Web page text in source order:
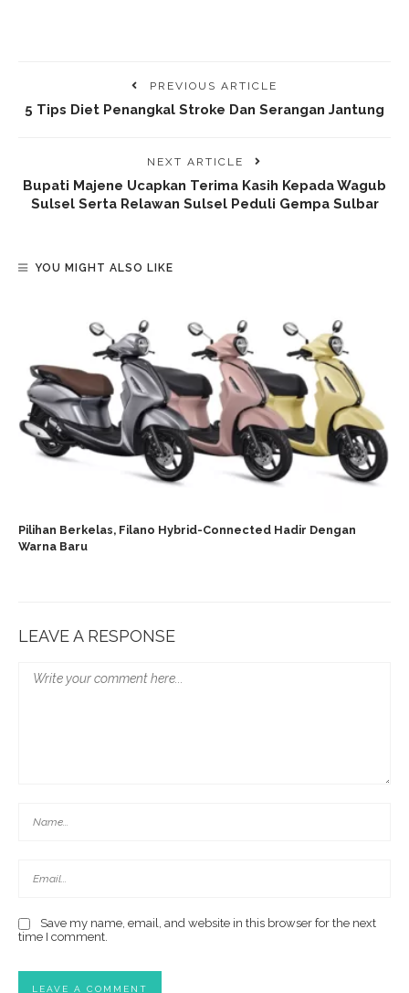
PREVIOUS ARTICLE
5 Tips Diet Penangkal Stroke Dan Serangan Jantung
NEXT ARTICLE
Bupati Majene Ucapkan Terima Kasih Kepada Wagub
Sulsel Serta Relawan Sulsel Peduli Gempa Sulbar
YOU MIGHT ALSO LIKE
Pilihan Berkelas, Filano Hybrid-Connected Hadir Dengan
Warna Baru
LEAVE A RESPONSE
Save my name, email, and website in this browser for the next
time I comment.